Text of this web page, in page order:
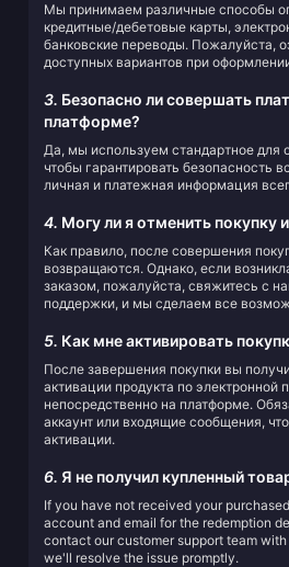
Мы принимаем различные способы
кредитные/дебетовые карты,
банковские переводы. Пожалуйста,
доступных вариантов при
3. Безопасно ли совершать
платформе?
Да, мы используем стандартное для
чтобы гарантировать безопасность
личная и платежная информация
4. Могу ли я отменить покупку
Как правило, после совершения
возвращаются. Однако, если
заказом, пожалуйста, свяжитесь с
поддержки, и мы сделаем все
5. Как мне активировать
После завершения покупки вы
активации продукта по электронной
непосредственно на платформе.
аккаунт или входящие сообщения,
активации.
6. Я не получил купленный
If you have not received your
account and email for the redemption
contact our customer support team
we'll resolve the issue promptly.